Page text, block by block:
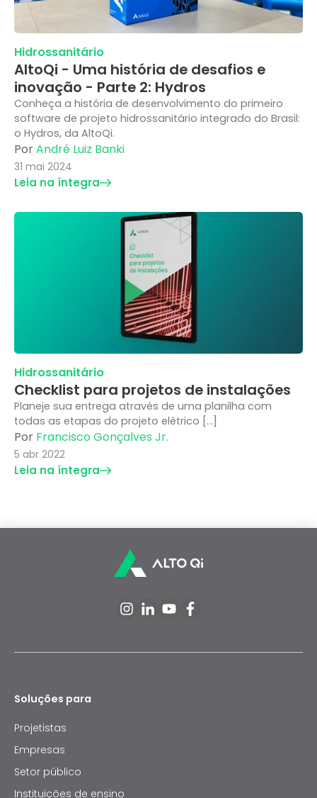
Hidrossanitário
AltoQi - Uma história de desafios e
inovação - Parte 2: Hydros
Conheça a história de desenvolvimento do primeiro
software de projeto hidrossanitário integrado do Brasil:
o Hydros, da AltoQi.
PorAndré Luiz Banki
31 mai 2024
Leia na íntegra
Hidrossanitário
Checklist para projetos de instalações
Planeje sua entrega através de uma planilha com
todas as etapas do projeto elétrico […]
Por Francisco Gonçalves Jr.
5 abr 2022
Leia na íntegra
Soluções para
Projetistas
Empresas
Setor público
Instituições de ensino